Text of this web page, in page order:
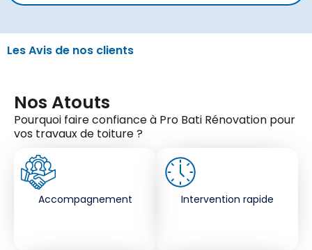
Les Avis de nos clients
Nos Atouts
Pourquoi faire confiance à Pro Bati Rénovation pour
vos travaux de toiture ?
Accompagnement Intervention rapide